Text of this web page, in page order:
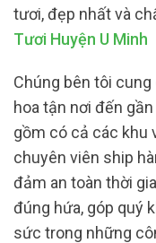
tươi, đẹp nhất và
Tươi Huyện U Minh
Chúng bên tôi
hoa tận nơi đến
gồm có cả các khu
chuyên viên ship
đảm an toàn thời
đúng hứa, góp quý
sức trong những